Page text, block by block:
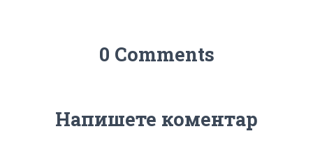
0 Comments
Напишете коментар